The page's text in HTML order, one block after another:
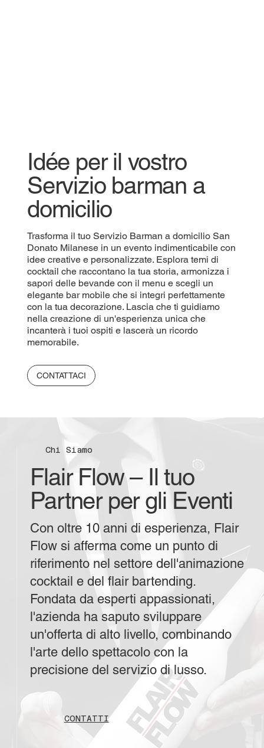
Idée per il vostro
Servizio barman a
domicilio
Trasforma il tuo Servizio Barman a domicilio San
Donato Milanese in un evento indimenticabile con
idee creative e personalizzate. Esplora temi di
cocktail che raccontano la tua storia, armonizza i
sapori delle bevande con il menu e scegli un
elegante bar mobile che si integri perfettamente
con la tua decorazione. Lascia che ti guidiamo
nella creazione di un'esperienza unica che
incanterà i tuoi ospiti e lascerà un ricordo
memorabile.
CONTATTACI
Chi Siamo
Flair Flow – Il tuo
Partner per gli Eventi
CONTATTI
Con oltre 10 anni di esperienza, Flair
Flow si afferma come un punto di
riferimento nel settore dell'animazione
cocktail e del flair bartending.
Fondata da esperti appassionati,
l'azienda ha saputo sviluppare
un'offerta di alto livello, combinando
l'arte dello spettacolo con la
precisione del servizio di lusso.